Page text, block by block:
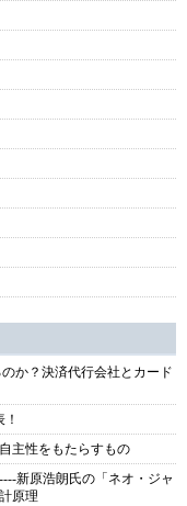
か？決済代行会社とカード
主性をもたらすもの
新原浩朗氏の「ネオ・ジャ
原理